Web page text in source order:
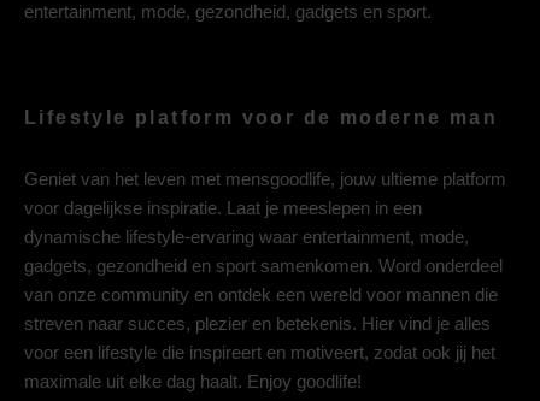
entertainment, mode, gezondheid, gadgets en sport.
Lifestyle platform voor de moderne man
Geniet van het leven met mensgoodlife, jouw ultieme platform
voor dagelijkse inspiratie. Laat je meeslepen in een
dynamische lifestyle-ervaring waar entertainment, mode,
gadgets, gezondheid en sport samenkomen. Word onderdeel
van onze community en ontdek een wereld voor mannen die
streven naar succes, plezier en betekenis. Hier vind je alles
voor een lifestyle die inspireert en motiveert, zodat ook jij het
maximale uit elke dag haalt. Enjoy goodlife!